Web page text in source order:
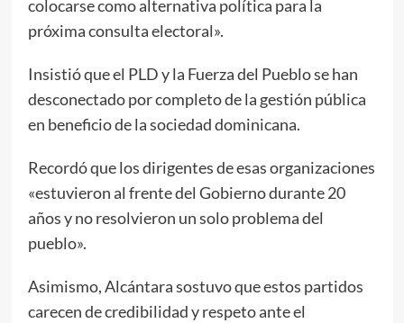
colocarse como alternativa política para la
próxima consulta electoral».
Insistió que el PLD y la Fuerza del Pueblo se han
desconectado por completo de la gestión pública
en beneficio de la sociedad dominicana.
Recordó que los dirigentes de esas organizaciones
«estuvieron al frente del Gobierno durante 20
años y no resolvieron un solo problema del
pueblo».
Asimismo, Alcántara sostuvo que estos partidos
carecen de credibilidad y respeto ante el